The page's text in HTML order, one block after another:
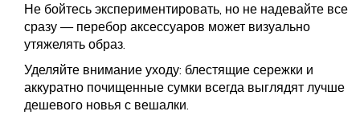
Не бойтесь экспериментировать, но не надевайте все
сразу — перебор аксессуаров может визуально
утяжелять образ.
Уделяйте внимание уходу: блестящие сережки и
аккуратно почищенные сумки всегда выглядят лучше
дешевого новья с вешалки.